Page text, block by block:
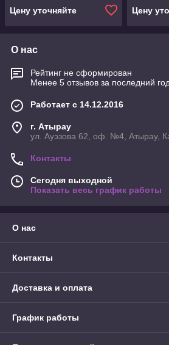
Цену уточняйте
Цену
О нас
Рейтинг не сформирован
Менее 5 отзывов за последний год
Работает с 14.12.2016
г. Атырау
ул. Ауэзова 62, оф. №4, Атырау,
Контакты
Сегодня выходной
Показать весь график работы
О нас
Контакты
Доставка и оплата
График работы